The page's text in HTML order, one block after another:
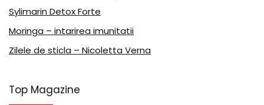
Sylimarin Detox Forte
Moringa – intarirea imunitatii
Zilele de sticla – Nicoletta Verna
Top Magazine